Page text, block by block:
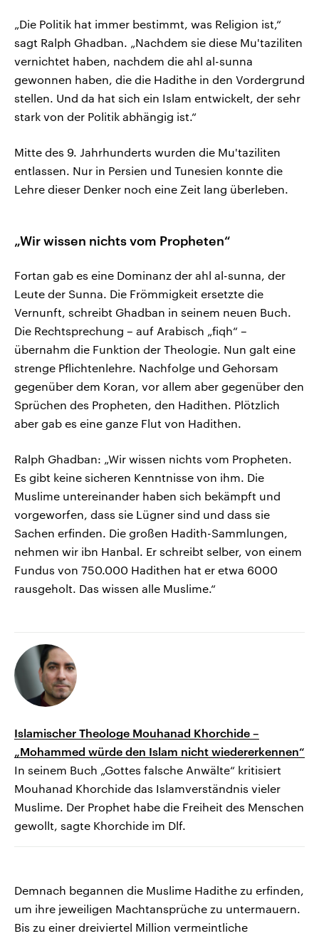
„Die Politik hat immer bestimmt, was Religion ist,“
sagt Ralph Ghadban. „Nachdem sie diese Mu'taziliten
vernichtet haben, nachdem die ahl al-sunna
gewonnen haben, die die Hadithe in den Vordergrund
stellen. Und da hat sich ein Islam entwickelt, der sehr
stark von der Politik abhängig ist.“
Mitte des 9. Jahrhunderts wurden die Mu'taziliten
entlassen. Nur in Persien und Tunesien konnte die
Lehre dieser Denker noch eine Zeit lang überleben.
„Wir wissen nichts vom Propheten“
Fortan gab es eine Dominanz der ahl al-sunna, der
Leute der Sunna. Die Frömmigkeit ersetzte die
Vernunft, schreibt Ghadban in seinem neuen Buch.
Die Rechtsprechung – auf Arabisch „fiqh“ –
übernahm die Funktion der Theologie. Nun galt eine
strenge Pflichtenlehre. Nachfolge und Gehorsam
gegenüber dem Koran, vor allem aber gegenüber den
Sprüchen des Propheten, den Hadithen. Plötzlich
aber gab es eine ganze Flut von Hadithen.
Ralph Ghadban: „Wir wissen nichts vom Propheten.
Es gibt keine sicheren Kenntnisse von ihm. Die
Muslime untereinander haben sich bekämpft und
vorgeworfen, dass sie Lügner sind und dass sie
Sachen erfinden. Die großen Hadith-Sammlungen,
nehmen wir ibn Hanbal. Er schreibt selber, von einem
Fundus von 750.000 Hadithen hat er etwa 6000
rausgeholt. Das wissen alle Muslime.“
Islamischer Theologe Mouhanad Khorchide –
„Mohammed würde den Islam nicht wiedererkennen“
In seinem Buch „Gottes falsche Anwälte“ kritisiert
Mouhanad Khorchide das Islamverständnis vieler
Muslime. Der Prophet habe die Freiheit des Menschen
gewollt, sagte Khorchide im Dlf.
Demnach begannen die Muslime Hadithe zu erfinden,
um ihre jeweiligen Machtansprüche zu untermauern.
Bis zu einer dreiviertel Million vermeintliche